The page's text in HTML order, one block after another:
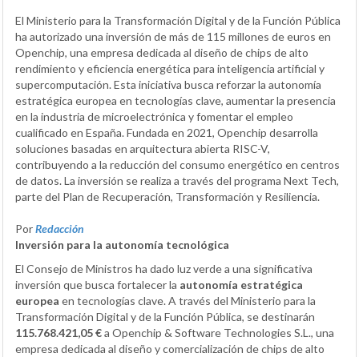
El Ministerio para la Transformación Digital y de la Función Pública
ha autorizado una inversión de más de 115 millones de euros en
Openchip, una empresa dedicada al diseño de chips de alto
rendimiento y eficiencia energética para inteligencia artificial y
supercomputación. Esta iniciativa busca reforzar la autonomía
estratégica europea en tecnologías clave, aumentar la presencia
en la industria de microelectrónica y fomentar el empleo
cualificado en España. Fundada en 2021, Openchip desarrolla
soluciones basadas en arquitectura abierta RISC-V,
contribuyendo a la reducción del consumo energético en centros
de datos. La inversión se realiza a través del programa Next Tech,
parte del Plan de Recuperación, Transformación y Resiliencia.
PorRedacción
Inversión para la autonomía tecnológica
El Consejo de Ministros ha dado luz verde a una significativa
inversión que busca fortalecer la autonomía estratégica
europea en tecnologías clave. A través del Ministerio para la
Transformación Digital y de la Función Pública, se destinarán
115.768.421,05 €a Openchip & Software Technologies S.L., una
empresa dedicada al diseño y comercialización de chips de alto